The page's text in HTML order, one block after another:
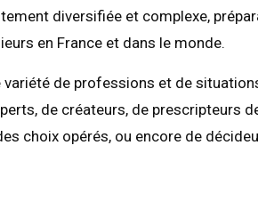
diversifiée et complexe,
en France et dans le monde.
variété de professions et de
de créateurs, de prescripteurs
choix opérés, ou encore de